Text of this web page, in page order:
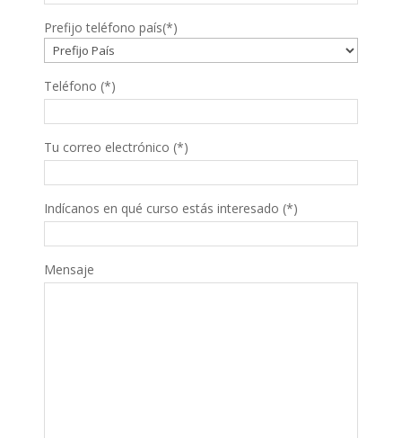
Prefijo teléfono país(*)
Teléfono (*)
Tu correo electrónico (*)
Indícanos en qué curso estás interesado (*)
Mensaje